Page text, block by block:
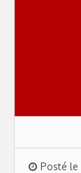
Posté le